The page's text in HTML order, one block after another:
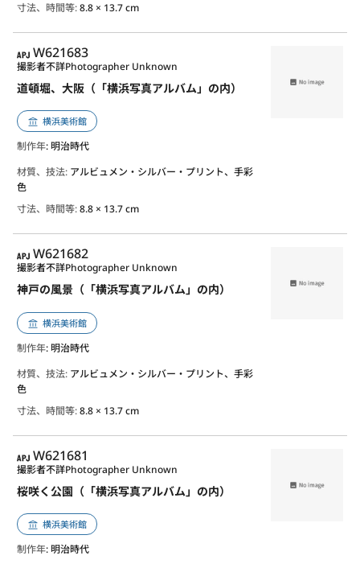
寸法、時間等:8.8 × 13.7 cm
APJ
W621683
道頓堀、大阪（「横浜写真アルバム」の内）
撮影者不詳Photographer Unknown
横浜美術館
制作年: 明治時代
材質、技法: アルビュメン・シルバー・プリント、手彩
色
寸法、時間等:8.8 × 13.7 cm
APJ
W621682
神戸の風景（「横浜写真アルバム」の内）
撮影者不詳Photographer Unknown
横浜美術館
制作年: 明治時代
材質、技法: アルビュメン・シルバー・プリント、手彩
色
寸法、時間等:8.8 × 13.7 cm
APJ
W621681
桜咲く公園（「横浜写真アルバム」の内）
撮影者不詳Photographer Unknown
横浜美術館
制作年: 明治時代